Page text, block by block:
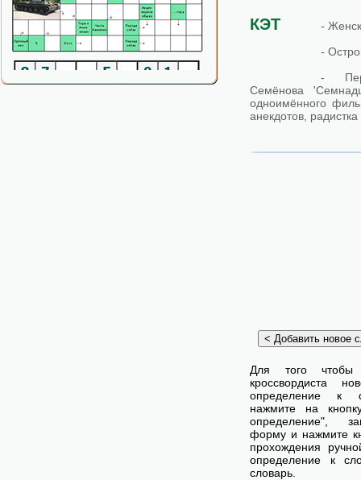
КЭТ
-
-
-
Семёнова
одноимённого
анекдотов,
Для того чтобы
кроссвордиста
определение к
нажмите на
определение",
форму и нажмите
прохождения
определение к
словарь.